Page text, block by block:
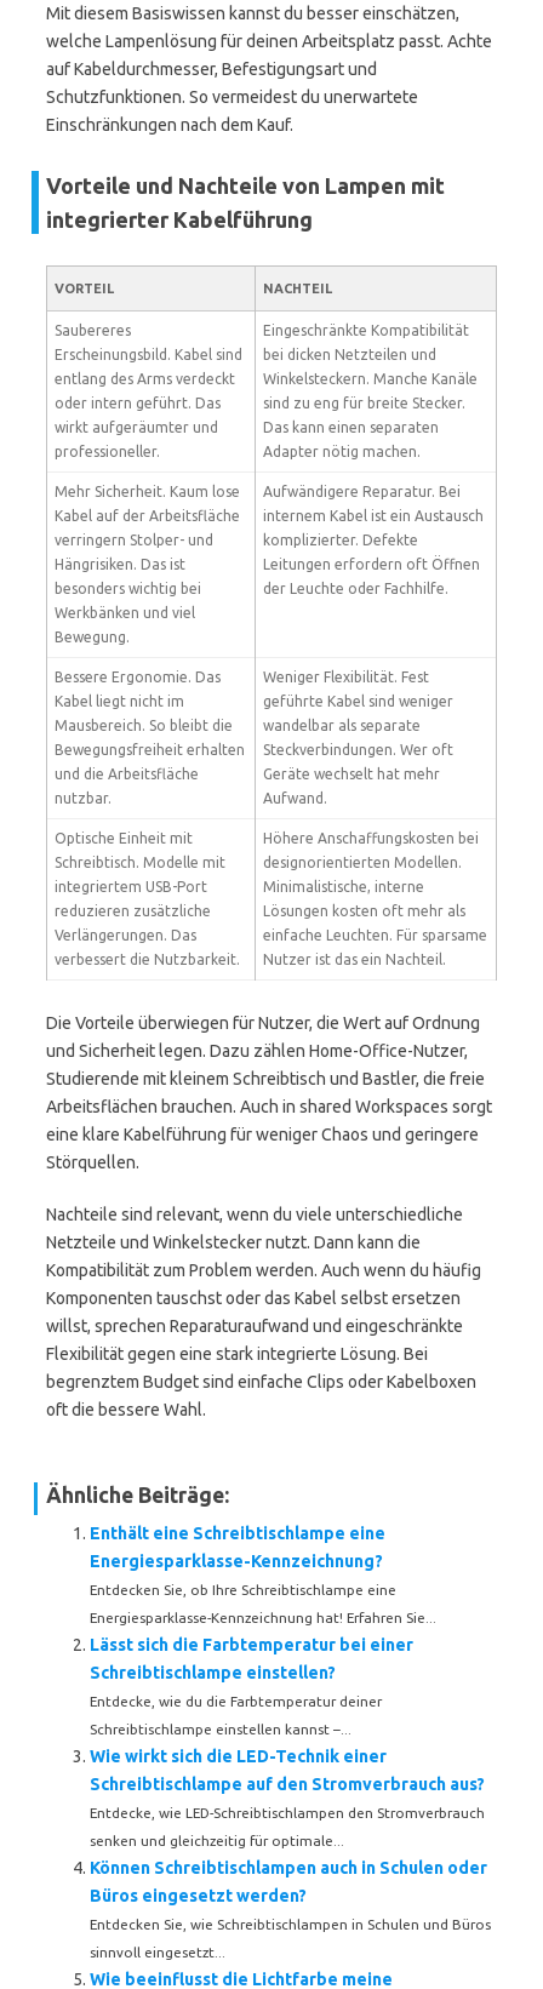
Mit diesem Basiswissen kannst du besser einschätzen,
welche Lampenlösung für deinen Arbeitsplatz passt. Achte
auf Kabeldurchmesser, Befestigungsart und
Schutzfunktionen. So vermeidest du unerwartete
Einschränkungen nach dem Kauf.
Vorteile und Nachteile von Lampen mit
integrierter Kabelführung
VORTEIL NACHTEIL
Saubereres
Erscheinungsbild. Kabel sind
entlang des Arms verdeckt
oder intern geführt. Das
wirkt aufgeräumter und
professioneller.
Eingeschränkte Kompatibilität
bei dicken Netzteilen und
Winkelsteckern. Manche Kanäle
sind zu eng für breite Stecker.
Das kann einen separaten
Adapter nötig machen.
Mehr Sicherheit. Kaum lose
Kabel auf der Arbeitsfläche
verringern Stolper- und
Hängrisiken. Das ist
besonders wichtig bei
Werkbänken und viel
Bewegung.
Aufwändigere Reparatur. Bei
internem Kabel ist ein Austausch
komplizierter. Defekte
Leitungen erfordern oft Öffnen
der Leuchte oder Fachhilfe.
Bessere Ergonomie. Das
Kabel liegt nicht im
Mausbereich. So bleibt die
Bewegungsfreiheit erhalten
und die Arbeitsfläche
nutzbar.
Weniger Flexibilität. Fest
geführte Kabel sind weniger
wandelbar als separate
Steckverbindungen. Wer oft
Geräte wechselt hat mehr
Aufwand.
Optische Einheit mit
Schreibtisch. Modelle mit
integriertem USB-Port
reduzieren zusätzliche
Verlängerungen. Das
verbessert die Nutzbarkeit.
Höhere Anschaffungskosten bei
designorientierten Modellen.
Minimalistische, interne
Lösungen kosten oft mehr als
einfache Leuchten. Für sparsame
Nutzer ist das ein Nachteil.
Die Vorteile überwiegen für Nutzer, die Wert auf Ordnung
und Sicherheit legen. Dazu zählen Home-Office-Nutzer,
Studierende mit kleinem Schreibtisch und Bastler, die freie
Arbeitsflächen brauchen. Auch in shared Workspaces sorgt
eine klare Kabelführung für weniger Chaos und geringere
Störquellen.
Nachteile sind relevant, wenn du viele unterschiedliche
Netzteile und Winkelstecker nutzt. Dann kann die
Kompatibilität zum Problem werden. Auch wenn du häufig
Komponenten tauschst oder das Kabel selbst ersetzen
willst, sprechen Reparaturaufwand und eingeschränkte
Flexibilität gegen eine stark integrierte Lösung. Bei
begrenztem Budget sind einfache Clips oder Kabelboxen
oft die bessere Wahl.
Ähnliche Beiträge:
Enthält eine Schreibtischlampe eine
Energiesparklasse-Kennzeichnung?
Entdecken Sie, ob Ihre Schreibtischlampe eine
Energiesparklasse-Kennzeichnung hat! Erfahren Sie...
Lässt sich die Farbtemperatur bei einer
Schreibtischlampe einstellen?
Entdecke, wie du die Farbtemperatur deiner
Schreibtischlampe einstellen kannst –...
Wie wirkt sich die LED-Technik einer
Schreibtischlampe auf den Stromverbrauch aus?
Entdecke, wie LED-Schreibtischlampen den Stromverbrauch
senken und gleichzeitig für optimale...
Können Schreibtischlampen auch in Schulen oder
Büros eingesetzt werden?
Entdecken Sie, wie Schreibtischlampen in Schulen und Büros
sinnvoll eingesetzt...
Wie beeinflusst die Lichtfarbe meine